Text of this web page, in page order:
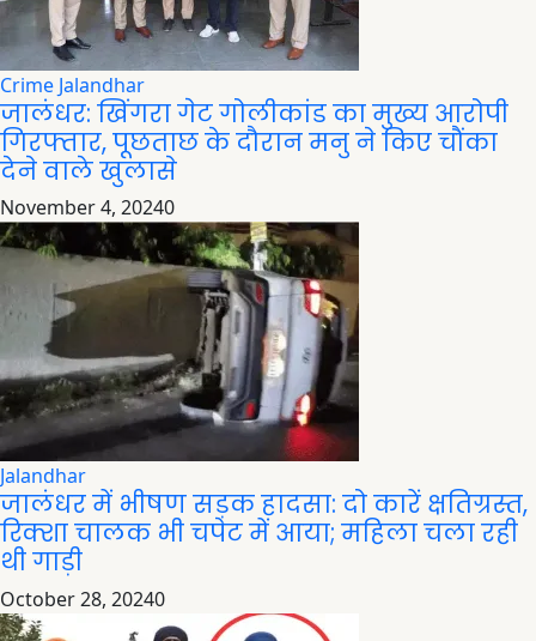
Crime Jalandhar
जालंधर: खिंगरा गेट गोलीकांड का मुख्य आरोपी
गिरफ्तार, पूछताछ के दौरान मनु ने किए चौंका
देने वाले खुलासे
November 4, 20240
Jalandhar
जालंधर में भीषण सड़क हादसा: दो कारें क्षतिग्रस्त,
रिक्शा चालक भी चपेट में आया; महिला चला रही
थी गाड़ी
October 28, 20240